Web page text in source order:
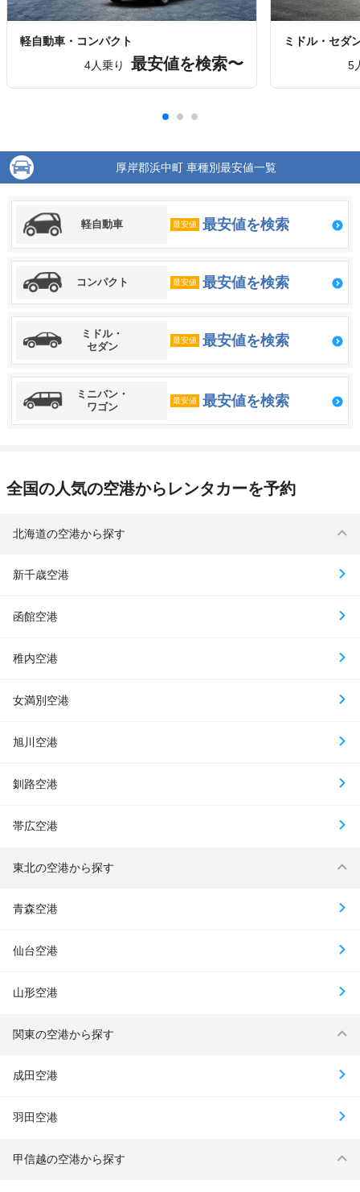
軽自動車・コンパクト
4人乗り
最安値を検索〜
ミドル・セダ
5
厚岸郡浜中町 車種別最安値一覧
軽自動車 最安値 最安値を検索
コンパクト 最安値 最安値を検索
ミドル・
セダン
最安値 最安値を検索
ミニバン・
ワゴン
最安値 最安値を検索
全国の人気の空港からレンタカーを予約
北海道の空港から探す
新千歳空港
函館空港
稚内空港
女満別空港
旭川空港
釧路空港
帯広空港
東北の空港から探す
青森空港
仙台空港
山形空港
関東の空港から探す
成田空港
羽田空港
甲信越の空港から探す